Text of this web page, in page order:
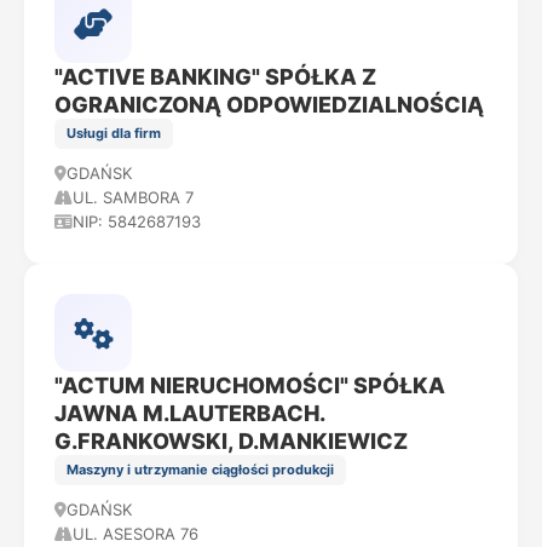
"ACTIVE BANKING" SPÓŁKA Z
OGRANICZONĄ ODPOWIEDZIALNOŚCIĄ
Usługi dla firm
GDAŃSK
UL. SAMBORA 7
NIP: 5842687193
"ACTUM NIERUCHOMOŚCI" SPÓŁKA
JAWNA M.LAUTERBACH.
G.FRANKOWSKI, D.MANKIEWICZ
Maszyny i utrzymanie ciągłości produkcji
GDAŃSK
UL. ASESORA 76